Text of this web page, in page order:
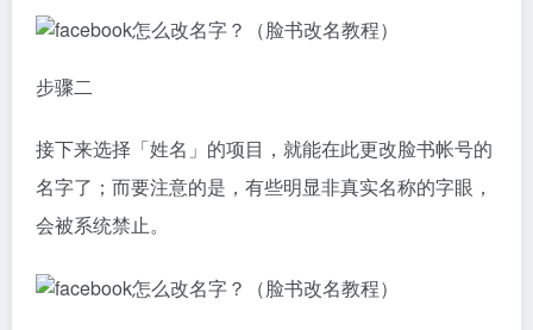
步骤二
接下来选择「姓名」的项目，就能在此更改脸书帐号的
名字了；而要注意的是，有些明显非真实名称的字眼，
会被系统禁止。